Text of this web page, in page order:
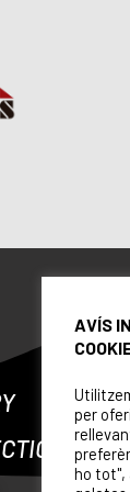
AVÍS
per
ho tot",